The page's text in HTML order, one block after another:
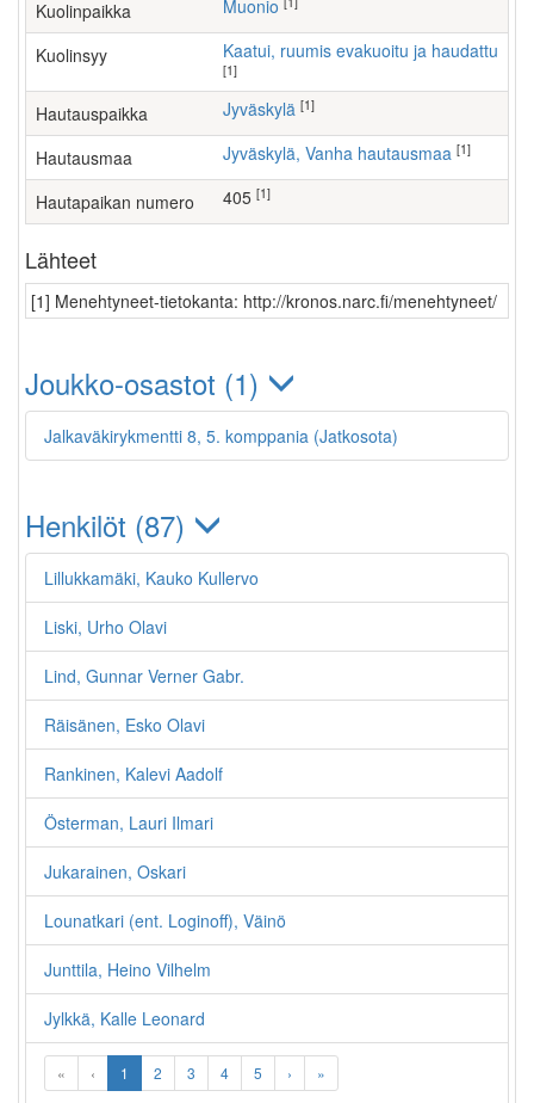
Kuolinpaikka Muonio
Kuolinsyy Kaatui, ruumis evakuoitu ja haudattu
[1]
Hautauspaikka Jyväskylä [1]
Hautausmaa Jyväskylä, Vanha hautausmaa [1]
Hautapaikan numero 405 [1]
Lähteet
[1] Menehtyneet-tietokanta: http://kronos.narc.fi/menehtyneet/
Joukko-osastot (1)
Jalkaväkirykmentti 8, 5. komppania (Jatkosota)
Henkilöt (87)
Lillukkamäki, Kauko Kullervo
Liski, Urho Olavi
Lind, Gunnar Verner Gabr.
Räisänen, Esko Olavi
Rankinen, Kalevi Aadolf
Österman, Lauri Ilmari
Jukarainen, Oskari
Lounatkari (ent. Loginoff), Väinö
Junttila, Heino Vilhelm
Jylkkä, Kalle Leonard
« ‹ 1 2 3 4 5 › »